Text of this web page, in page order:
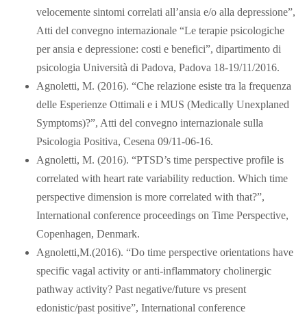
velocemente sintomi correlati all’ansia e/o alla depressione”,
Atti del convegno internazionale “Le terapie psicologiche
per ansia e depressione: costi e benefici”, dipartimento di
psicologia Università di Padova, Padova 18-19/11/2016.
Agnoletti, M. (2016). “Che relazione esiste tra la frequenza
delle Esperienze Ottimali e i MUS (Medically Unexplaned
Symptoms)?”, Atti del convegno internazionale sulla
Psicologia Positiva, Cesena 09/11-06-16.
Agnoletti, M. (2016). “PTSD’s time perspective profile is
correlated with heart rate variability reduction. Which time
perspective dimension is more correlated with that?”,
International conference proceedings on Time Perspective,
Copenhagen, Denmark.
Agnoletti,M.(2016). “Do time perspective orientations have
specific vagal activity or anti-inflammatory cholinergic
pathway activity? Past negative/future vs present
edonistic/past positive”, International conference